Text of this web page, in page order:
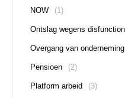
NOW (1)
Ontslag wegens
Overgang van
Pensioen (2)
Platform arbeid (3)